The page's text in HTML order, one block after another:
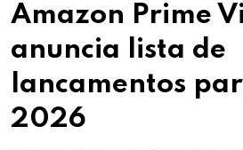
Amazon Prime
anuncia lista de
lancamentos
2026